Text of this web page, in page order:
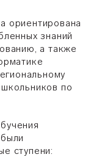
ориентирована
знаний
а также
по
ступени: